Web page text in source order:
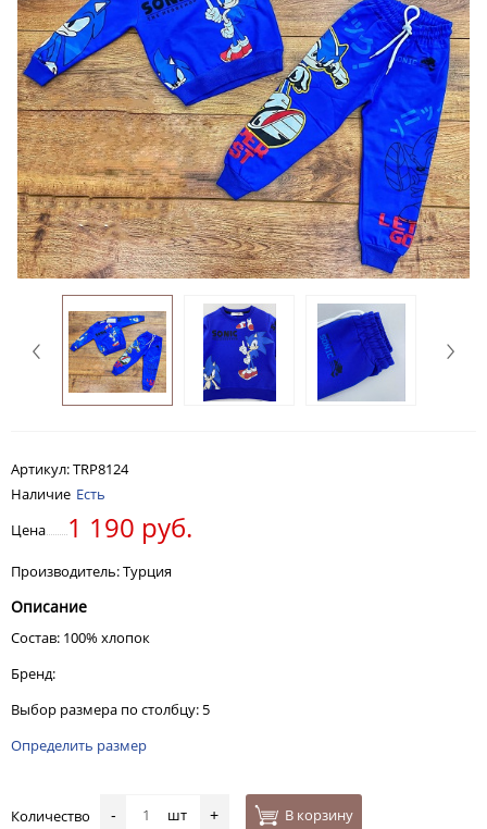
Артикул:TRP8124
Наличие Есть
Цена
1 190 руб.
Производитель: Турция
Описание
Состав: 100% хлопок
Бренд:
Выбор размера по столбцу: 5
Определить размер
Количество - шт + В корзину